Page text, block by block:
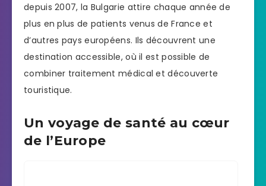
depuis 2007, la Bulgarie attire chaque année de
plus en plus de patients venus de France et
d’autres pays européens. Ils découvrent une
destination accessible, où il est possible de
combiner traitement médical et découverte
touristique.
Un voyage de santé au cœur
de l’Europe